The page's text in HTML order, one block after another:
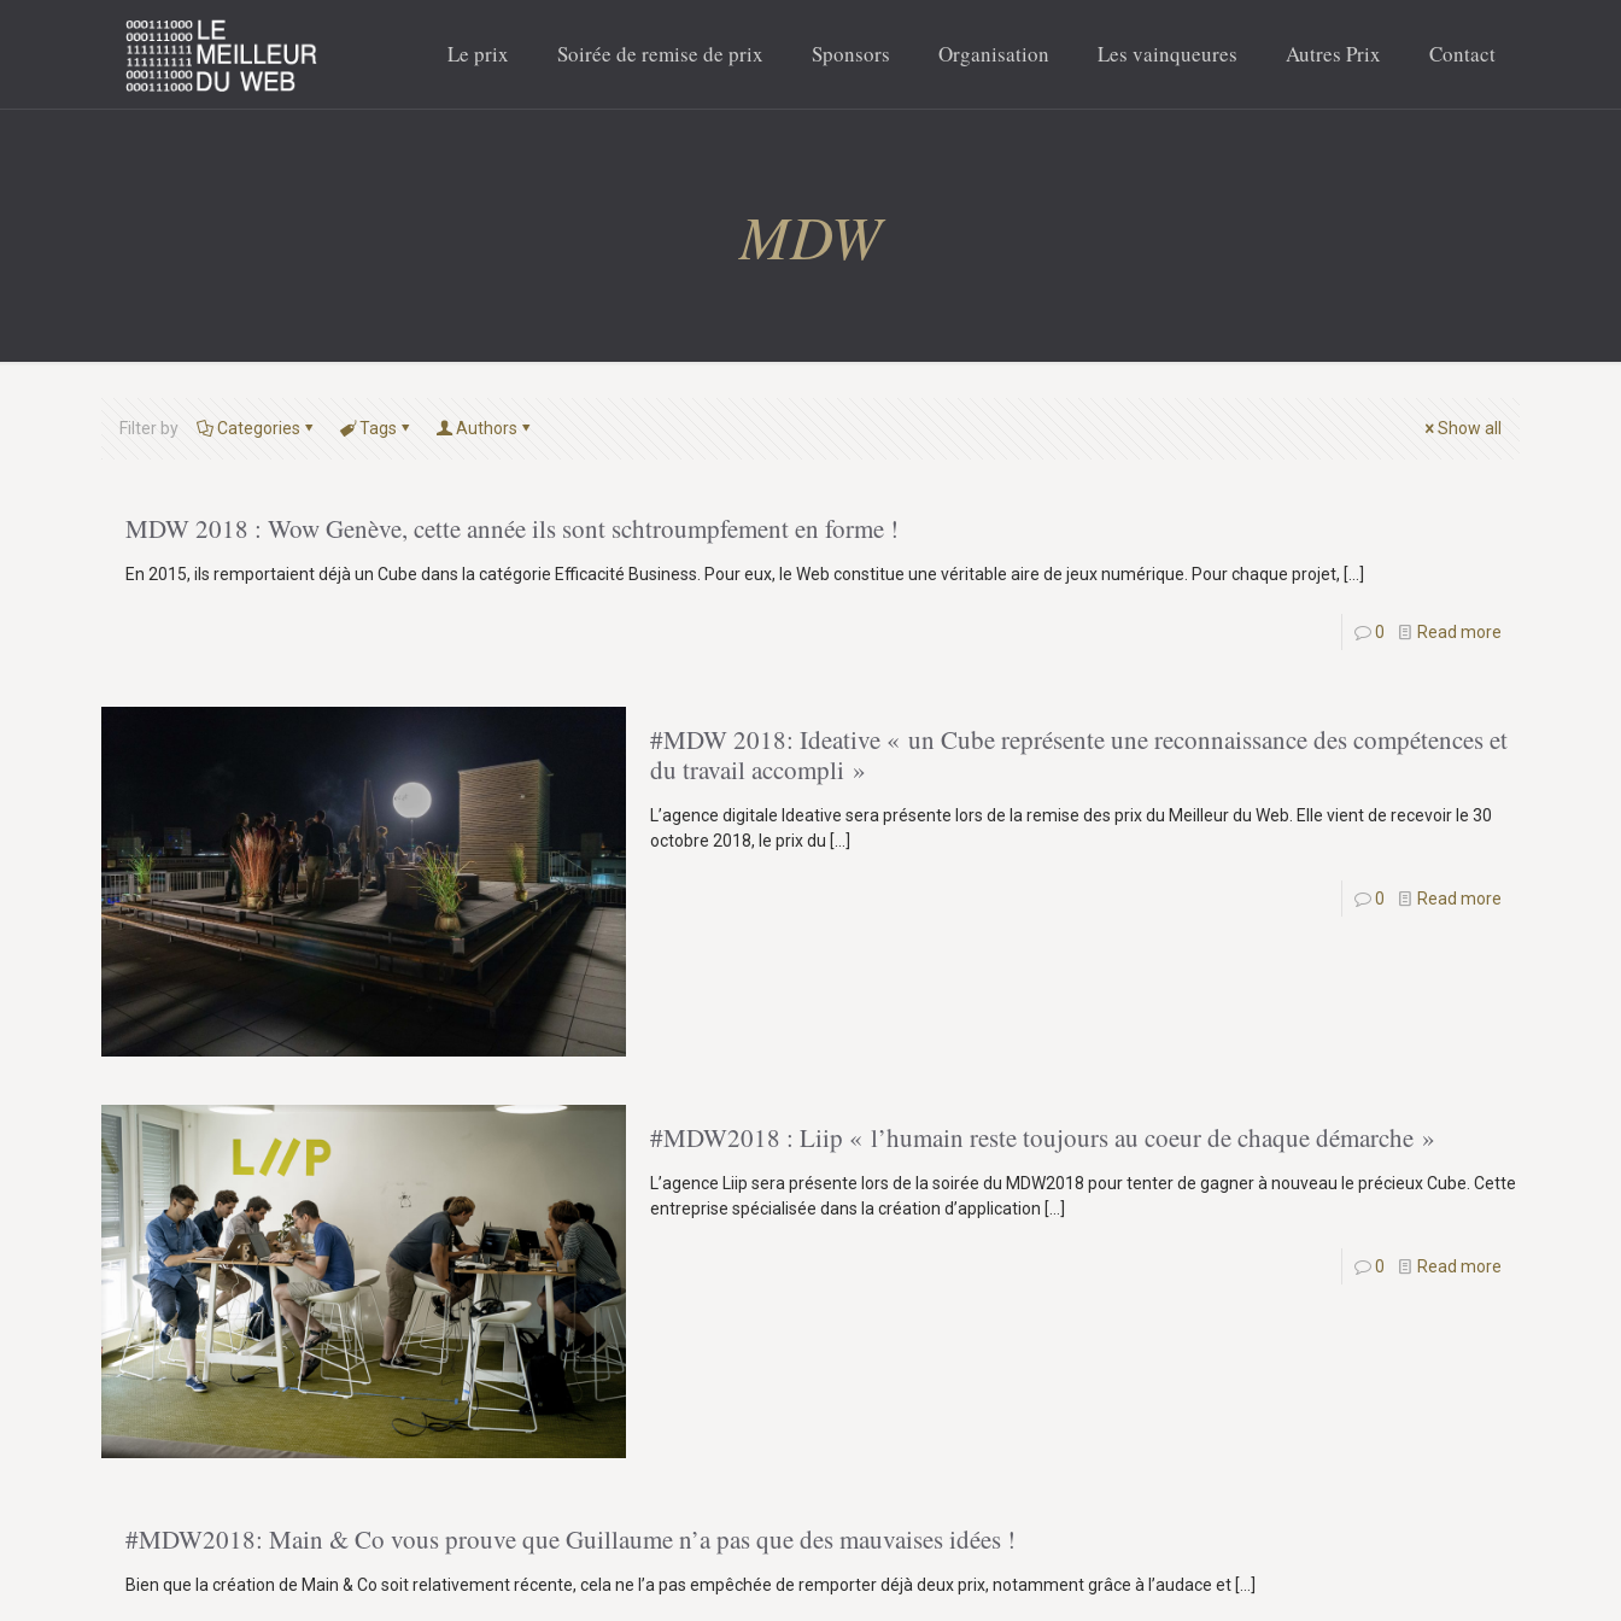
Le prix Soirée de remise de prix Sponsors Organisation Les vainqueures Autres Prix Contact
MDW
Filter by Categories Tags Authors Show all
MDW 2018 : Wow Genève, cette année ils sont schtroumpfement en forme !
En 2015, ils remportaient déjà un Cube dans la catégorie Efficacité Business. Pour eux, le Web constitue une véritable aire de jeux numérique. Pour chaque projet, […]
0 Read more
#MDW 2018: Ideative « un Cube représente une reconnaissance des compétences et
du travail accompli »
L’agence digitale Ideative sera présente lors de la remise des prix du Meilleur du Web. Elle vient de recevoir le 30
octobre 2018, le prix du […]
0 Read more
#MDW2018 : Liip « l’humain reste toujours au coeur de chaque démarche »
L’agence Liip sera présente lors de la soirée du MDW2018 pour tenter de gagner à nouveau le précieux Cube. Cette
entreprise spécialisée dans la création d’application […]
0 Read more
#MDW2018: Main & Co vous prouve que Guillaume n’a pas que des mauvaises idées !
Bien que la création de Main & Co soit relativement récente, cela ne l’a pas empêchée de remporter déjà deux prix, notamment grâce à l’audace et […]